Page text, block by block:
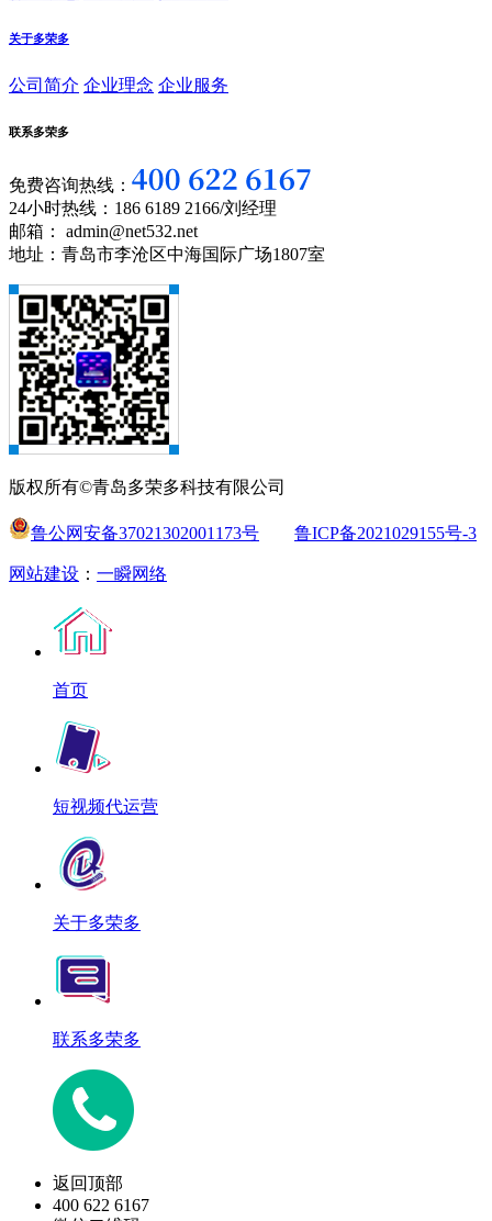
关于多荣多
公司简介 企业理念 企业服务
联系多荣多
免费咨询热线：
24小时热线：186 6189 2166/刘经理
邮箱： admin@net532.net
地址：青岛市李沧区中海国际广场1807室
版权所有©青岛多荣多科技有限公司
鲁公网安备37021302001173号 鲁ICP备2021029155号-3
网站建设 ： 一瞬网络
首页
短视频代运营
关于多荣多
联系多荣多
返回顶部
400 622 6167